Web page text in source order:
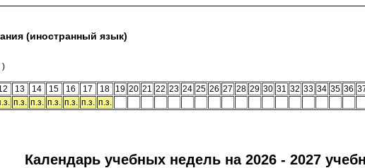
(иностранный язык)
)
13 14 15 16 17 18 19 20 21 22 23 24 25 26 27 28 29 30 31 32 33 34 35 36
п.з. п.з. п.з. п.з. п.з. п.з.
Календарь учебных недель на 2026 - 2027